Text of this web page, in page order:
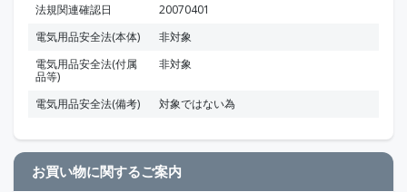
法規関連確認日
20070401
電気用品安全法(本体)
非対象
電気用品安全法(付属
品等)
非対象
電気用品安全法(備考) 対象ではない為
お買い物に関するご案内